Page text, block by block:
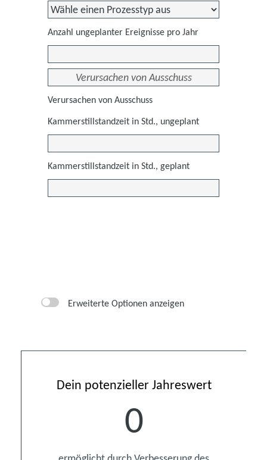
Anzahl ungeplanter Ereignisse pro Jahr
Verursachen von Ausschuss
Kammerstillstandzeit in Std., ungeplant
Kammerstillstandzeit in Std., geplant
Erweiterte Optionen anzeigen
Dein potenzieller Jahreswert
0